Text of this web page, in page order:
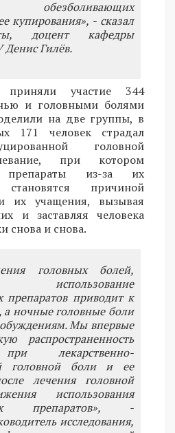
обезболивающих
купирования», - сказал
доцент кафедры
Гилёв.
приняли участие 344
и головными болями
на две группы, в
171 человек страдал
головной
при котором
препараты из-за их
становятся причиной
их учащения, вызывая
и заставляя человека
снова и снова.
головных болей,
использование
препаратов приводит к
ночные головные боли
Мы впервые
распространенность
лекарственно-
головной боли и ее
лечения головной
использования
препаратов», -
исследования,